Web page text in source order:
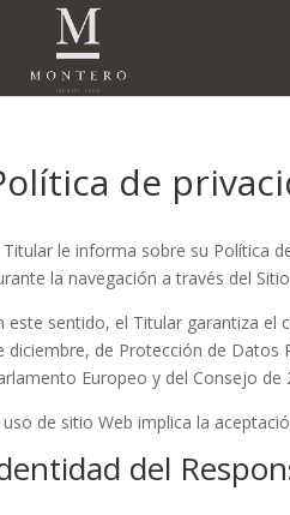
de
Titular le informa sobre su Política
la navegación a través del
este sentido, el Titular garantiza
diciembre, de Protección de Datos
Europeo y del Consejo de
uso de sitio Web implica la
del